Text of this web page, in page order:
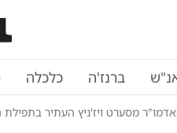
ברנז'ה כלכלה
מסערט ויז'ניץ העתיר